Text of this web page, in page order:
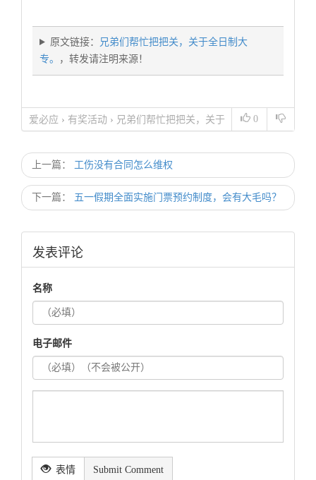
原文链接：
兄弟们帮忙把把关，关于全日制大
专。
，转发请注明来源！
0
爱必应 › 有奖活动 › 兄弟们帮忙把把关，关于
上一篇： 工伤没有合同怎么维权
下一篇： 五一假期全面实施门票预约制度，会有大毛吗？
发表评论
名称
电子邮件
表情 Submit Comment